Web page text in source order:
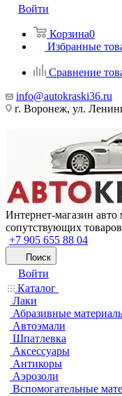
Войти
Корзина0
Избранные
Сравнение
info@autokraski36.ru
г. Воронеж, ул.
Интернет-магазин
сопутствующих товаров
+7 905 655 88 04
Поиск
Войти
Каталог
Лаки
Абразивные
Автоэмали
Шпатлевка
Аксессуары
Антикоры
Аэрозоли
Вспомогательные